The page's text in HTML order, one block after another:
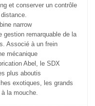
et conserver un contrôle
narrow
gestion remarquable de la
Associé à un frein
mécanique
Abel, le SDX
plus aboutis
exotiques, les grands
la mouche.